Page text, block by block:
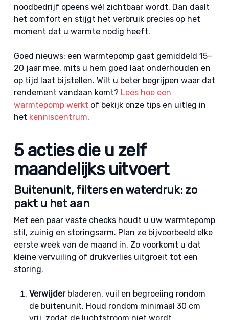
noodbedrijf opeens wél zichtbaar wordt. Dan daalt
het comfort en stijgt het verbruik precies op het
moment dat u warmte nodig heeft.
Goed nieuws: een warmtepomp gaat gemiddeld 15–
20 jaar mee, mits u hem goed laat onderhouden en
op tijd laat bijstellen. Wilt u beter begrijpen waar dat
rendement vandaan komt? Lees hoe een
warmtepomp werkt of bekijk onze tips en uitleg in
het kenniscentrum.
5 acties die u zelf
maandelijks uitvoert
Buitenunit, filters en waterdruk: zo
pakt u het aan
Met een paar vaste checks houdt u uw warmtepomp
stil, zuinig en storingsarm. Plan ze bijvoorbeeld elke
eerste week van de maand in. Zo voorkomt u dat
kleine vervuiling of drukverlies uitgroeit tot een
storing.
Verwijderbladeren, vuil en begroeiing rondom
de buitenunit. Houd rondom minimaal 30 cm